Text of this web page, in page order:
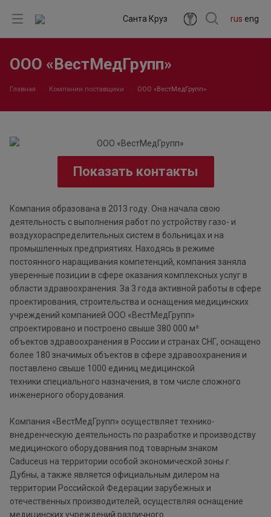
rus eng
Санта Круз
ООО «ВестМедГрупп»
Главная Компании поставщики ООО «ВестМедГрупп»
Показать контакты
Компания образована в 2013 году. Она начала свою
деятельность с выполнения работ по устройству газо- и
воздухораспределительных систем в больницах и на
промышленных предприятиях. Находясь в режиме
постоянного наращивания компетенций, компания заняла
уверенные позиции в сфере оказания комплексных услуг в
области здравоохранения. За 3 года активной работы в сфере
проектирования, строительства и оснащения медицинских
учреждений компанией ООО «ВестМедГрупп»
спроектировано и построено свыше 380 000 м²
объектов здравоохранения в России и странах СНГ, оснащено
более 180 значимых объектов в сфере здравоохранения и
поставлено свыше 1000 единиц медицинской
техники специального назначения, в том числе сложного
инженерного оборудования.
Компания «ВестМедГрупп» осуществляет технико-
внедренческую деятельность по разработке и производству
медицинского оборудования под товарным знаком
Caduceus на территории особой экономической зоны г.
Дубны, а также является официальным дилером на
территории Российской Федерации зарубежных и
отечественных производителей, осуществляя оснащение
медицинских учреждений различного